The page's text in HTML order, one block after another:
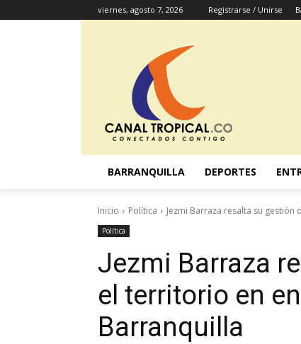
viernes, agosto 7, 2026 Registrarse / Unirse
BARRANQUILLA DEPORTES
Inicio Política Jezmi Barraza resalta su
Política
Jezmi Barraza
el territorio en
Barranquilla